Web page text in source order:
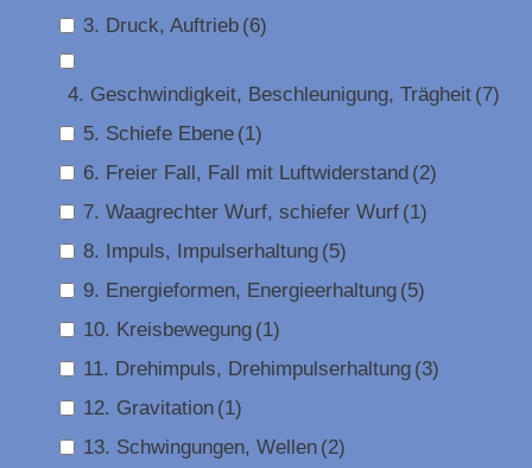
3. Druck, Auftrieb (6)
4. Geschwindigkeit, Beschleunigung, Trägheit (7)
5. Schiefe Ebene (1)
6. Freier Fall, Fall mit Luftwiderstand (2)
7. Waagrechter Wurf, schiefer Wurf (1)
8. Impuls, Impulserhaltung (5)
9. Energieformen, Energieerhaltung (5)
10. Kreisbewegung (1)
11. Drehimpuls, Drehimpulserhaltung (3)
12. Gravitation (1)
13. Schwingungen, Wellen (2)